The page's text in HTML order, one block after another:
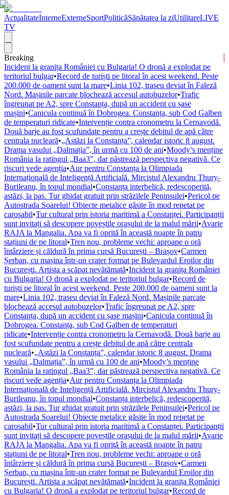
ActualitateInterneExterneSportPoliticăSănătatea la ziUtilitareLIVE
TV
Breaking
Incident la granița României cu Bulgaria! O dronă a explodat pe
teritoriul bulgar•Record de turiști pe litoral în acest weekend. Peste
200.000 de oameni sunt la mare•Linia 102, traseu deviat în Faleză
Nord. Mașinile parcate blochează accesul autobuzelor•Trafic
îngreunat pe A2, spre Constanța, după un accident cu șase
mașini•Canicula continuă în Dobrogea. Constanța, sub Cod Galben
de temperaturi ridicate•Intervenție contra cronometru la Cernavodă.
Două barje au fost scufundate pentru a crește debitul de apă către
centrala nucleară•„Astăzi la Constanța”, calendar istoric 8 august.
Drama vasului „Dalmația”, în urmă cu 100 de ani•Moody’s menține
România la ratingul „Baa3”, dar păstrează perspectiva negativă. Ce
riscuri vede agenția•Aur pentru Constanța la Olimpiada
Internațională de Inteligență Artificială. Mircistul Alexandru Thury-
Burileanu, în topul mondial•Constanța interbelică, redescoperită,
astăzi, la pas. Tur ghidat gratuit prin străzilele Peninsulei•Pericol pe
Autostrada Soarelui! Obiecte metalice găsite în mod repetat pe
carosabil•Tur cultural prin istoria maritimă a Constanței. Participanții
sunt invitați să descopere poveștile orașului de la malul mării•Avarie
RAJA la Mangalia. Apa va fi oprită în această noapte în patru
stațiuni de pe litoral•Tren nou, probleme vechi: aproape o oră
întârziere și căldură în prima cursă București – Brașov•Carmen
Șerban, cu mașina într-un crater format pe Bulevardul Eroilor din
București. Artista a scăpat nevătămată•Incident la granița României
cu Bulgaria! O dronă a explodat pe teritoriul bulgar•Record de
turiști pe litoral în acest weekend. Peste 200.000 de oameni sunt la
mare•Linia 102, traseu deviat în Faleză Nord. Mașinile parcate
blochează accesul autobuzelor•Trafic îngreunat pe A2, spre
Constanța, după un accident cu șase mașini•Canicula continuă în
Dobrogea. Constanța, sub Cod Galben de temperaturi
ridicate•Intervenție contra cronometru la Cernavodă. Două barje au
fost scufundate pentru a crește debitul de apă către centrala
nucleară•„Astăzi la Constanța”, calendar istoric 8 august. Drama
vasului „Dalmația”, în urmă cu 100 de ani•Moody’s menține
România la ratingul „Baa3”, dar păstrează perspectiva negativă. Ce
riscuri vede agenția•Aur pentru Constanța la Olimpiada
Internațională de Inteligență Artificială. Mircistul Alexandru Thury-
Burileanu, în topul mondial•Constanța interbelică, redescoperită,
astăzi, la pas. Tur ghidat gratuit prin străzilele Peninsulei•Pericol pe
Autostrada Soarelui! Obiecte metalice găsite în mod repetat pe
carosabil•Tur cultural prin istoria maritimă a Constanței. Participanții
sunt invitați să descopere poveștile orașului de la malul mării•Avarie
RAJA la Mangalia. Apa va fi oprită în această noapte în patru
stațiuni de pe litoral•Tren nou, probleme vechi: aproape o oră
întârziere și căldură în prima cursă București – Brașov•Carmen
Șerban, cu mașina într-un crater format pe Bulevardul Eroilor din
București. Artista a scăpat nevătămată•Incident la granița României
cu Bulgaria! O dronă a explodat pe teritoriul bulgar•Record de